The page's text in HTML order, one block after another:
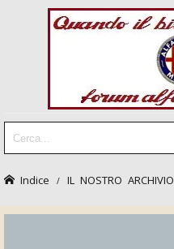
Indice IL NOSTRO ARCHIVIO